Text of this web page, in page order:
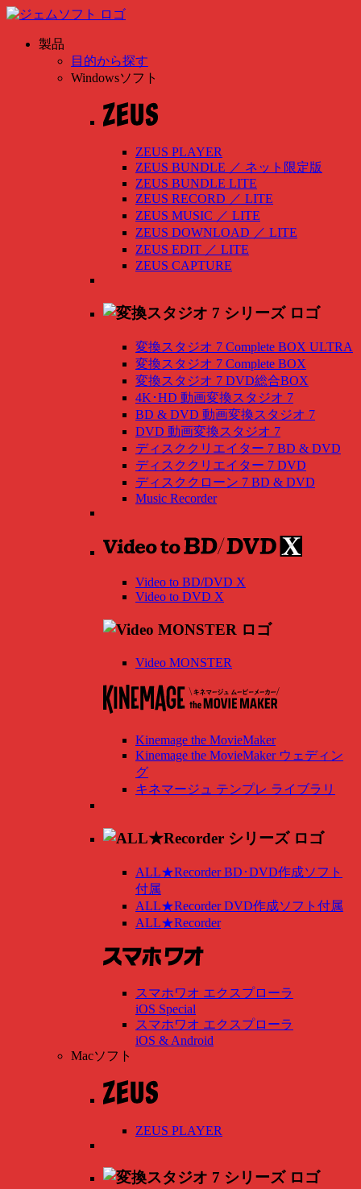
製品
目的から探す
Windowsソフト
ZEUS PLAYER
ZEUS BUNDLE ／ ネット限定版
ZEUS BUNDLE LITE
ZEUS RECORD ／ LITE
ZEUS MUSIC ／ LITE
ZEUS DOWNLOAD ／ LITE
ZEUS EDIT ／ LITE
ZEUS CAPTURE
変換スタジオ 7 Complete BOX ULTRA
変換スタジオ 7 Complete BOX
変換スタジオ 7 DVD総合BOX
4K･HD 動画変換スタジオ 7
BD & DVD 動画変換スタジオ 7
DVD 動画変換スタジオ 7
ディスククリエイター 7 BD & DVD
ディスククリエイター 7 DVD
ディスククローン 7 BD & DVD
Music Recorder
Video to BD/DVD X
Video to DVD X
Video MONSTER
Kinemage the MovieMaker
Kinemage the MovieMaker ウェディン
グ
キネマージュ テンプレ ライブラリ
ALL★Recorder BD･DVD作成ソフト
付属
ALL★Recorder DVD作成ソフト付属
ALL★Recorder
スマホワオ エクスプローラ
iOS Special
スマホワオ エクスプローラ
iOS & Android
Macソフト
ZEUS PLAYER